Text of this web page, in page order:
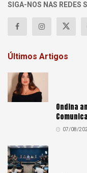
SIGA-NOS NAS REDES
Últimos Artigos
Ondina
07/08/